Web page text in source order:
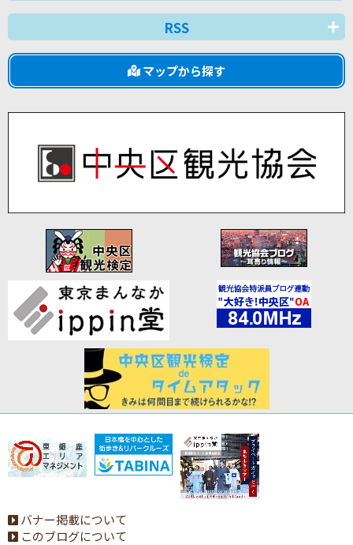
RSS
マップから探す
バナー掲載について
このブログについて